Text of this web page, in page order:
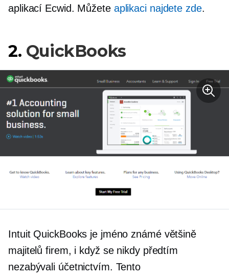
aplikací Ecwid. Můžete aplikaci najdete zde.
2. QuickBooks
Intuit QuickBooks je jméno známé většině
majitelů firem, i když se nikdy předtím
nezabývali účetnictvím. Tento